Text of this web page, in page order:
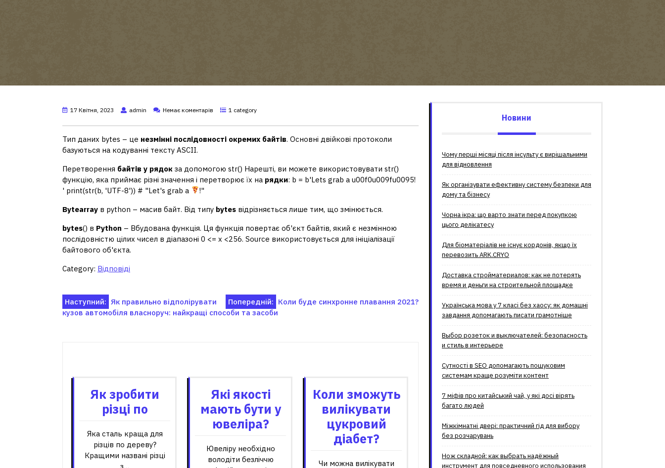
17 Квітня, 2023 admin Немає коментарів 1 category
Тип даних bytes – це незмінні послідовності окремих байтів. Основні двійкові протоколи
базуються на кодуванні тексту ASCII.
Перетворення байтів у рядок за допомогою str() Нарешті, ви можете використовувати str()
функцію, яка приймає різні значення і перетворює їх на рядки: b = b'Lets grab a u00f0u009fu0095!
' print(str(b, 'UTF-8')) # "Let's grab a
!"
Bytearray в python – масив байт. Від типу bytes відрізняється лише тим, що змінюється.
bytes() в Python – Вбудована функція. Ця функція повертає об'єкт байтів, який є незмінною
послідовністю цілих чисел в діапазоні 0 <= x <256. Source використовується для ініціалізації
байтового об'єкта.
Category: Відповіді
Навігація
Попередній: Коли буде синхронне плавання 2021?
Наступний: Як правильно відполірувати
кузов автомобіля власноруч: найкращі способи та засоби
Як зробити
різці по
Яка сталь краща для
різців по дереву?
Кращими названі різці
Які якості
мають бути у
ювеліра?
Ювеліру необхідно
володіти безліччю
Коли зможуть
вилікувати
цукровий
діабет?
Чи можна вилікувати
Новини
Чому перші місяці після інсульту є вирішальними
для відновлення
Як організувати ефективну систему безпеки для
дому та бізнесу
Чорна ікра: що варто знати перед покупкою
цього делікатесу
Для біоматеріалів не існує кордонів, якщо їх
перевозить ARK.CRYO
Доставка стройматериалов: как не потерять
время и деньги на строительной площадке
Українська мова у 7 класі без хаосу: як домашні
завдання допомагають писати грамотніше
Выбор розеток и выключателей: безопасность
и стиль в интерьере
Сутності в SEO допомагають пошуковим
системам краще розуміти контент
7 міфів про китайський чай, у які досі вірять
багато людей
Міжкімнатні двері: практичний гід для вибору
без розчарувань
Нож складной: как выбрать надёжный
инструмент для повседневного использования